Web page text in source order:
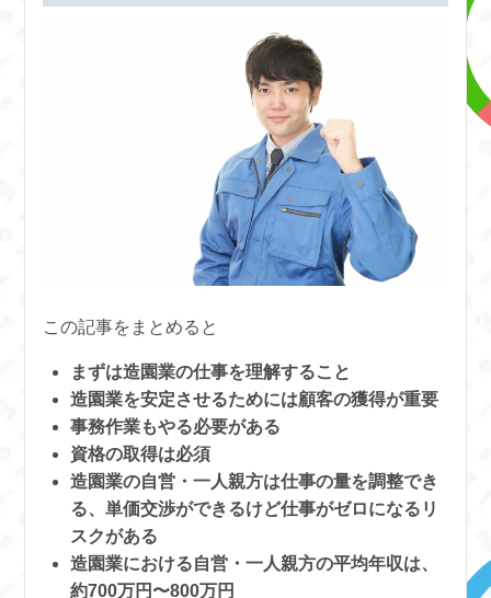
この記事をまとめると
まずは造園業の仕事を理解すること
造園業を安定させるためには顧客の獲得が重要
事務作業もやる必要がある
資格の取得は必須
造園業の自営・一人親方は仕事の量を調整でき
る、単価交渉ができるけど仕事がゼロになるリ
スクがある
造園業における自営・一人親方の平均年収は、
約700万円〜800万円